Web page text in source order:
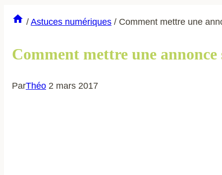
/ Astuces numériques / Comment mettre une
Comment mettre une annonce
ParThéo 2 mars 2017